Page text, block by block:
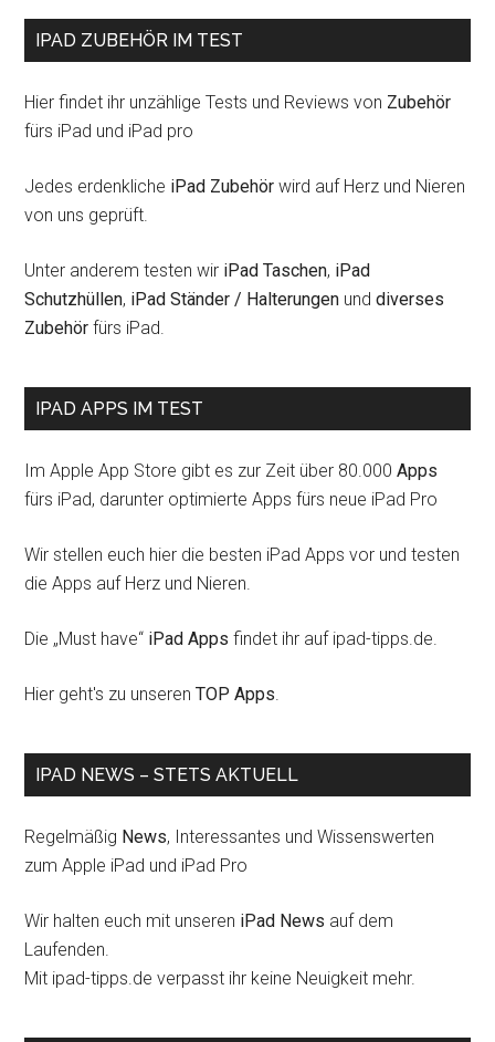
IPAD ZUBEHÖR IM TEST
Hier findet ihr unzählige Tests und Reviews von Zubehör
fürs iPad und iPad pro
Jedes erdenkliche iPad Zubehör wird auf Herz und Nieren
von uns geprüft.
Unter anderem testen wir iPad Taschen, iPad
Schutzhüllen, iPad Ständer / Halterungen unddiverses
Zubehör fürs iPad.
IPAD APPS IM TEST
Im Apple App Store gibt es zur Zeit über 80.000Apps
fürs iPad, darunter optimierte Apps fürs neue iPad Pro
Wir stellen euch hier die besten iPad Apps vor und testen
die Apps auf Herz und Nieren.
Die „Must have“ iPad Apps findet ihr auf ipad-tipps.de.
Hier geht's zu unserenTOP Apps.
IPAD NEWS – STETS AKTUELL
Regelmäßig News, Interessantes und Wissenswerten
zum Apple iPad und iPad Pro
Wir halten euch mit unseren iPad News auf dem
Laufenden.
Mit ipad-tipps.de verpasst ihr keine Neuigkeit mehr.